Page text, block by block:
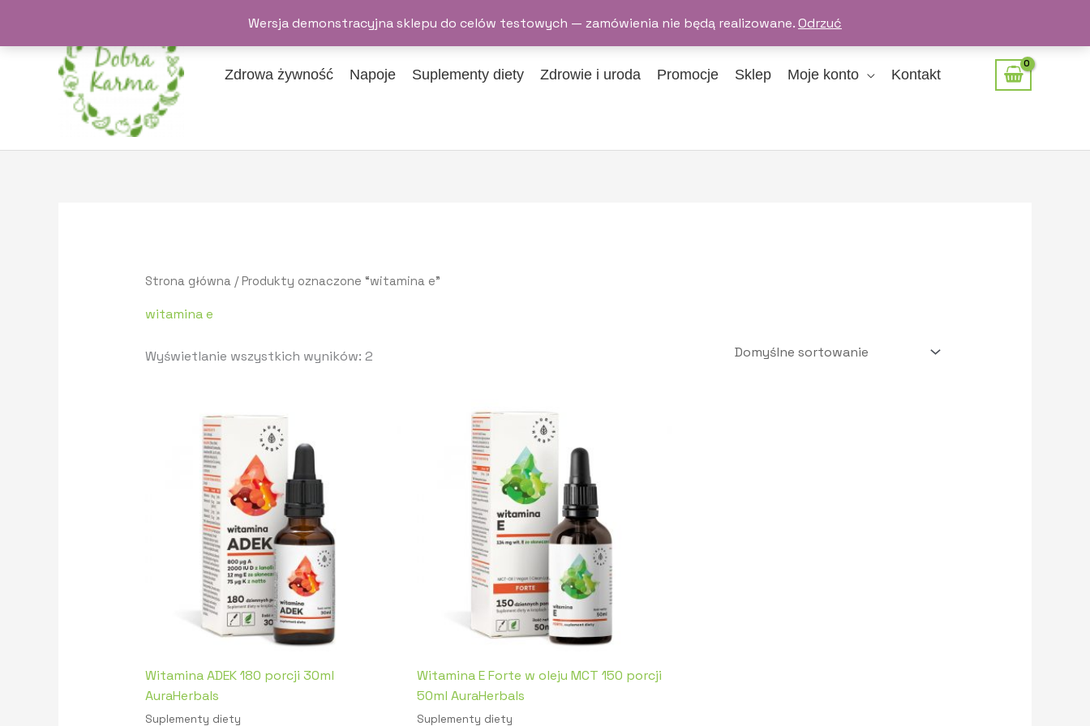
Wersja demonstracyjna sklepu do celów testowych — zamówienia nie będą realizowane.Odrzuć
treści
Zdrowa żywność Napoje Suplementy diety Zdrowie i uroda Promocje Sklep Moje konto Kontakt
Strona główna/ Produkty oznaczone “witamina e”
witamina e
Wyświetlanie wszystkich wyników: 2
Witamina ADEK 180 porcji 30ml
AuraHerbals
Suplementy diety
Witamina E Forte w oleju MCT 150 porcji
50ml AuraHerbals
Suplementy diety